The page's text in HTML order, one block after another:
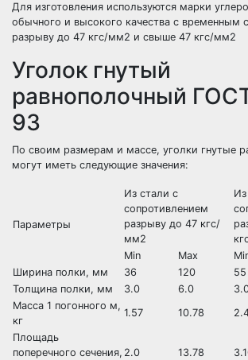
Для изготовления используются марки
обычного и высокого качества с временным
разрыву до 47 кгс/мм2 и свыше 47 кгс/мм2
Уголок гнутый
равнополочный
93
По своим размерам и массе, уголки гнутые
могут иметь следующие значения:
Параметры
Из стали с
сопротивлением
разрыву до 47 кгс/
мм2
Min
Max
Ширина полки, мм
36 120 55
Толщина полки, мм
3.0 6.0
Масса 1 погонного м,
кг
1.57 10.78
Площадь
поперечного сечения, 2.0 13.78